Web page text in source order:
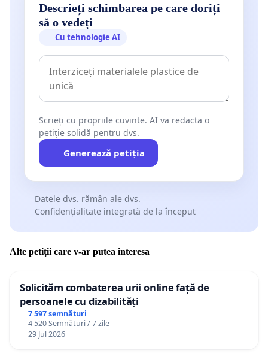
Descrieți schimbarea pe care doriți
să o vedeți
Cu tehnologie AI
Scrieți cu propriile cuvinte. AI va redacta o
petiție solidă pentru dvs.
Generează petiția
Datele dvs. rămân ale dvs.
Confidențialitate integrată de la început
Alte petiții care v-ar putea interesa
Solicităm combaterea urii online față de
persoanele cu dizabilități
7 597 semnături
4 520 Semnături / 7 zile
29 Jul 2026